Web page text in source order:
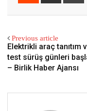
Email
Previous article
Elektrikli araç tanıtım
test sürüş günleri
– Birlik Haber Ajansı